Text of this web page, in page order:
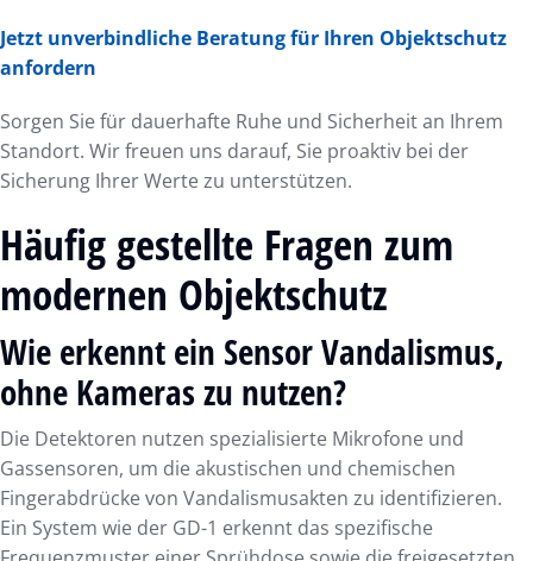
Jetzt unverbindliche Beratung für Ihren Objektschutz
anfordern
Sorgen Sie für dauerhafte Ruhe und Sicherheit an Ihrem
Standort. Wir freuen uns darauf, Sie proaktiv bei der
Sicherung Ihrer Werte zu unterstützen.
Häufig gestellte Fragen zum
modernen Objektschutz
Wie erkennt ein Sensor Vandalismus,
ohne Kameras zu nutzen?
Die Detektoren nutzen spezialisierte Mikrofone und
Gassensoren, um die akustischen und chemischen
Fingerabdrücke von Vandalismusakten zu identifizieren.
Ein System wie der GD-1 erkennt das spezifische